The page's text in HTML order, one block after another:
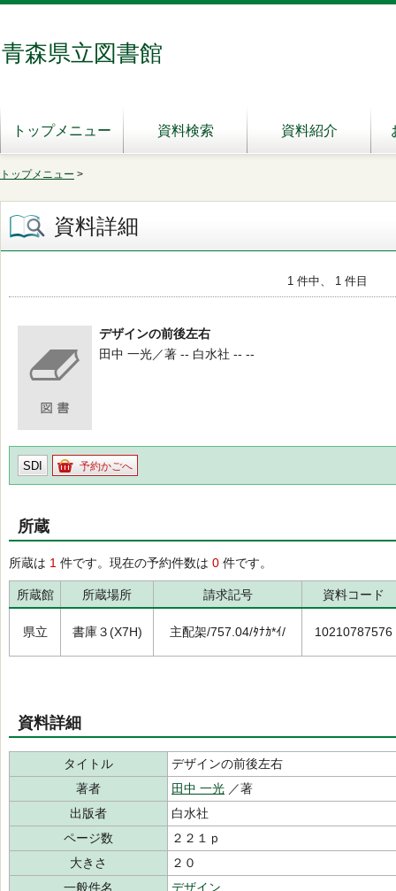
青森県立図書館
トップメニュー 資料検索 資料紹介
トップメニュー >
資料詳細
1 件中、 1 件目
デザインの前後左右
田中 一光／著 -- 白水社 -- --
SDI 予約かごへ
所蔵
所蔵は 1 件です。現在の予約件数は 0 件です。
所蔵館 所蔵場所 請求記号 資料コード
県立 書庫３(X7H) 主配架/757.04/ﾀﾅｶ*ｲ/ 10210787576
資料詳細
タイトル
デザインの前後左右
著者
田中 一光 ／著
出版者
白水社
ページ数
２２１ｐ
大きさ
２０
一般件名
デザイン